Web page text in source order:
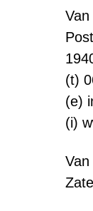
(t)
(e)
(i)